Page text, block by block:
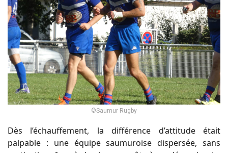
©Saumur Rugby
Dès l’échauffement, la différence d’attitude était
palpable : une équipe saumuroise dispersée, sans